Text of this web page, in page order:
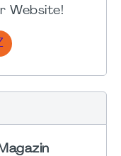
Website!